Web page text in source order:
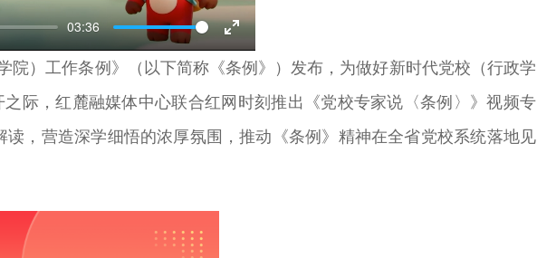
03:36
Enter
fullscreen
）工作条例》（以下简称《条例》）发布，为做好新时代党校（行政学
际，红麓融媒体中心联合红网时刻推出《党校专家说〈条例〉》视频专
，营造深学细悟的浓厚氛围，推动《条例》精神在全省党校系统落地见